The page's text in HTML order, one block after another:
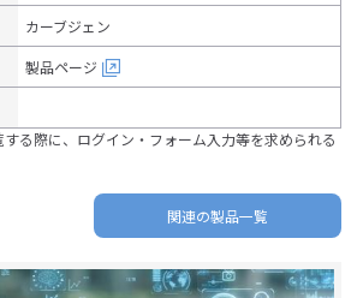
カーブジェン
製品ページ
る際に、ログイン・フォーム入力等を求められる
関連の製品一覧